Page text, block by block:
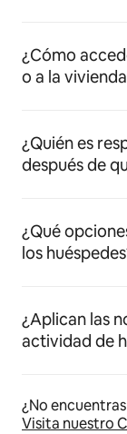
¿Cómo
o a la
¿Quién es
después de
¿Qué
los
¿Aplican las
actividad de
¿No
Visita nuestro